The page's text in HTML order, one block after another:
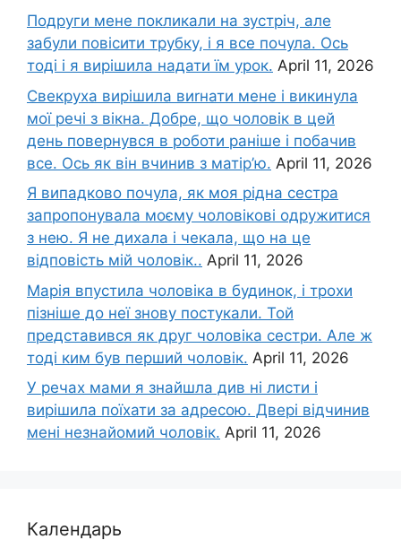
Подруги мене покликали на зустріч, але
забули повісити трубку, і я все почула. Ось
тоді і я вирішила надати їм урок. April 11, 2026
Свекруха вирішила виrнати мене і викинула
мої речі з вікна. Добре, що чоловік в цей
день повернувся в роботи раніше і побачив
все. Ось як він вчинив з матір’ю. April 11, 2026
Я випадково почула, як моя рідна сестра
запропонувала моєму чоловікові одружитися
з нею. Я не дихала і чекала, що на це
відповість мій чоловік.. April 11, 2026
Марія впустила чоловіка в будинок, і трохи
пізніше до неї знову постукали. Той
представився як друг чоловіка сестри. Але ж
тоді ким був перший чоловік. April 11, 2026
У речах мами я знайшла див ні листи і
вирішила поїхати за адресою. Двері відчинив
мені незнайомий чоловік. April 11, 2026
Календарь